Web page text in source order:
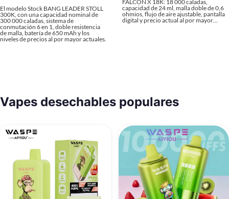
El modelo Stock BANG LEADER STOLL
300K, con una capacidad nominal de
300 000 caladas, sistema de
conmutación 6 en 1, doble resistencia
de malla, batería de 650 mAh y los
niveles de precios al por mayor actuales.
FALCON X 18K: 18 000 caladas,
capacidad de 24 ml, malla doble de 0,6
ohmios, flujo de aire ajustable, pantalla
digital y precio actual al por mayor…
Vapes desechables populares